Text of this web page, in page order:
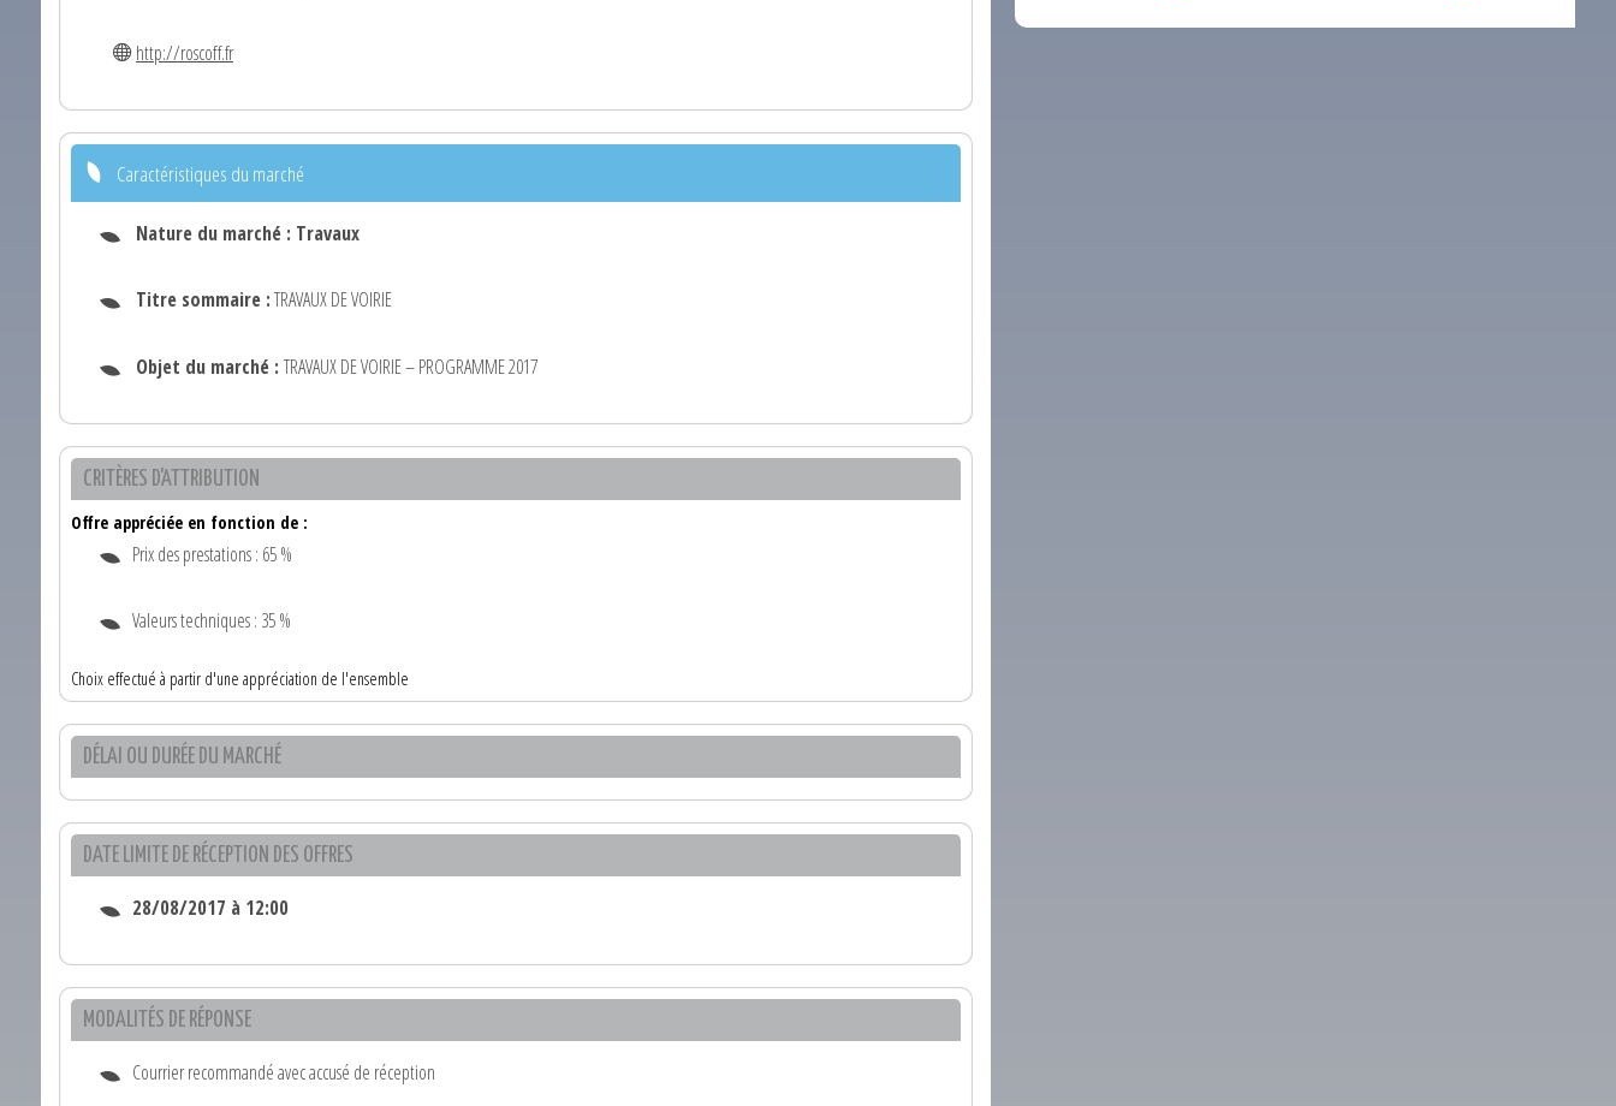
http://roscoff.fr
Caractéristiques du marché
Nature du marché : Travaux
Titre sommaire :TRAVAUX DE VOIRIE
Objet du marché :TRAVAUX DE VOIRIE – PROGRAMME 2017
CRITÈRES D'ATTRIBUTION
Offre appréciée en fonction de :
Prix des prestations : 65 %
Valeurs techniques : 35 %
Choix effectué à partir d'une appréciation de l'ensemble
DÉLAI OU DURÉE DU MARCHÉ
DATE LIMITE DE RÉCEPTION DES OFFRES
28/08/2017 à 12:00
MODALITÉS DE RÉPONSE
Courrier recommandé avec accusé de réception